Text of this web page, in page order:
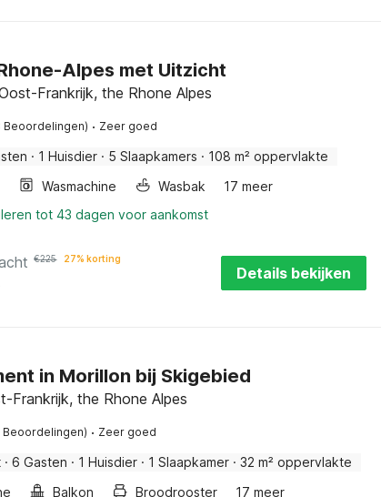
Alpes met Uitzicht
Frankrijk, the Rhone Alpes
Beoordelingen) · Zeer goed
· 1 Huisdier · 5 Slaapkamers · 108 m² oppervlakte
Wasmachine Wasbak
17 meer
tot 43 dagen voor aankomst
€225 27% korting
Details bekijken
in Morillon bij Skigebied
Frankrijk, the Rhone Alpes
Beoordelingen) · Zeer goed
· 6 Gasten · 1 Huisdier · 1 Slaapkamer · 32 m² oppervlakte
Balkon Broodrooster 17 meer